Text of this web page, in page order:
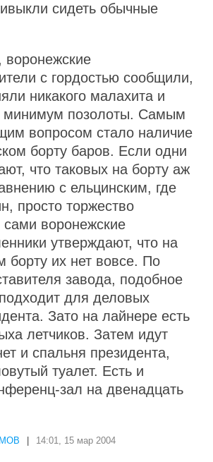
сидеть обычные
с гордостью сообщили,
никакого малахита и
минимум позолоты. Самым
вопросом стало наличие
борту баров. Если одни
что таковых на борту аж
с ельцинским, где
просто торжество
сами воронежские
утверждают, что на
борту их нет вовсе. По
завода, подобное
для деловых
Зато на лайнере есть
летчиков. Затем идут
и спальня президента,
туалет. Есть и
зал на двенадцать
14:01, 15 мар 2004